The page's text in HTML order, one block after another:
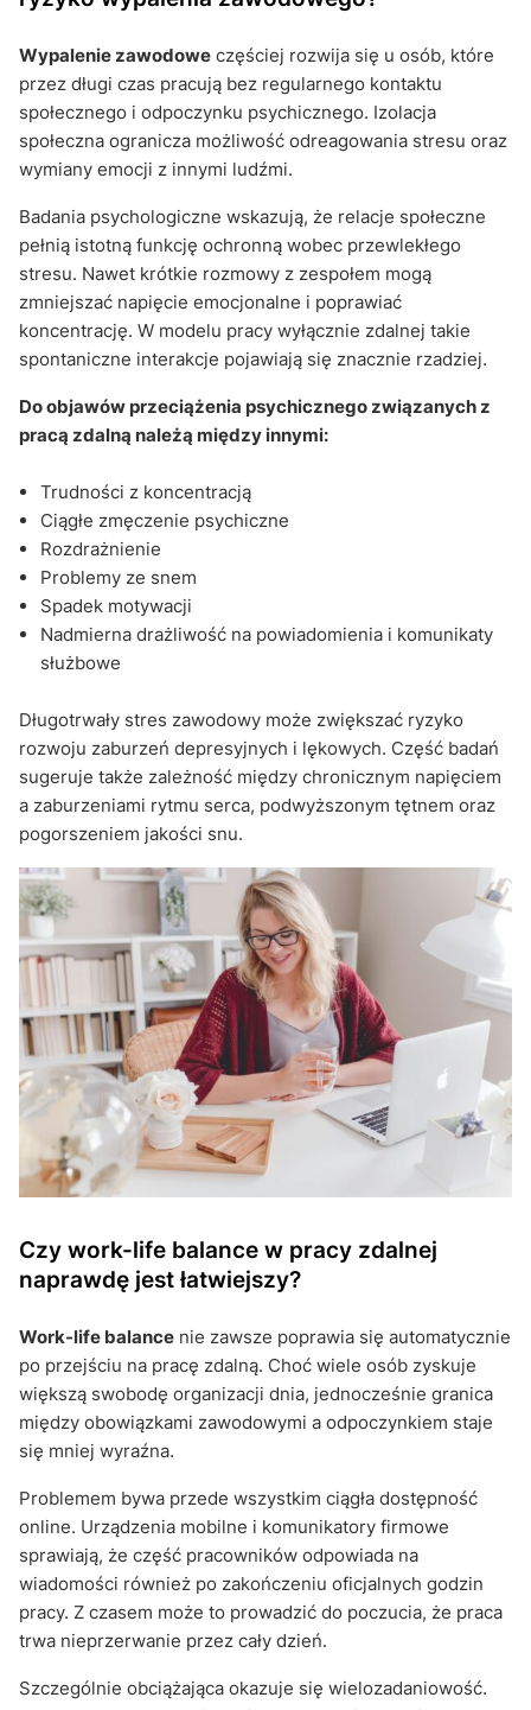
Wypalenie zawodowe częściej rozwija się u osób, które
przez długi czas pracują bez regularnego kontaktu
społecznego i odpoczynku psychicznego. Izolacja
społeczna ogranicza możliwość odreagowania stresu oraz
wymiany emocji z innymi ludźmi.
Badania psychologiczne wskazują, że relacje społeczne
pełnią istotną funkcję ochronną wobec przewlekłego
stresu. Nawet krótkie rozmowy z zespołem mogą
zmniejszać napięcie emocjonalne i poprawiać
koncentrację. W modelu pracy wyłącznie zdalnej takie
spontaniczne interakcje pojawiają się znacznie rzadziej.
Do objawów przeciążenia psychicznego związanych z
pracą zdalną należą między innymi:
Trudności z koncentracją
Ciągłe zmęczenie psychiczne
Rozdrażnienie
Problemy ze snem
Spadek motywacji
Nadmierna drażliwość na powiadomienia i komunikaty
służbowe
Długotrwały stres zawodowy może zwiększać ryzyko
rozwoju zaburzeń depresyjnych i lękowych. Część badań
sugeruje także zależność między chronicznym napięciem
a zaburzeniami rytmu serca, podwyższonym tętnem oraz
pogorszeniem jakości snu.
Czy work-life balance w pracy zdalnej
naprawdę jest łatwiejszy?
Work-life balance nie zawsze poprawia się automatycznie
po przejściu na pracę zdalną. Choć wiele osób zyskuje
większą swobodę organizacji dnia, jednocześnie granica
między obowiązkami zawodowymi a odpoczynkiem staje
się mniej wyraźna.
Problemem bywa przede wszystkim ciągła dostępność
online. Urządzenia mobilne i komunikatory firmowe
sprawiają, że część pracowników odpowiada na
wiadomości również po zakończeniu oficjalnych godzin
pracy. Z czasem może to prowadzić do poczucia, że praca
trwa nieprzerwanie przez cały dzień.
Szczególnie obciążająca okazuje się wielozadaniowość.